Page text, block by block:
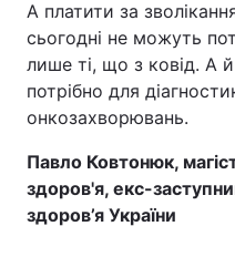
А платити за
сьогодні не можуть
лише ті, що з ковід. А
потрібно для
онкозахворювань.
Павло Ковтонюк,
здоров'я, екс-
здоров’я України